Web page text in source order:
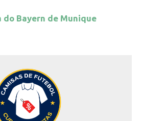
do Bayern de Munique